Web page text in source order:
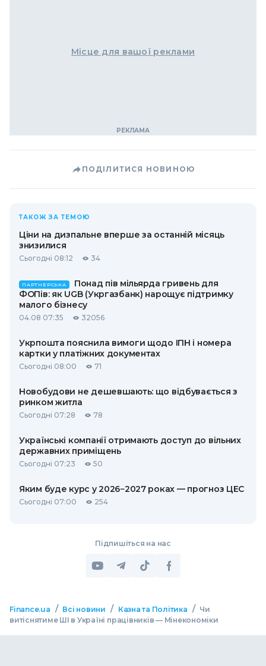
Місце для вашої реклами
ПОДІЛИТИСЯ НОВИНОЮ
ТАКОЖ ЗА ТЕМОЮ
Ціни на дизпальне вперше за останній місяць
знизилися
Сьогодні 08:12 34
ПАРТНЕРСЬКА
Понад пів мільярда гривень для
ФОПів: як UGB (Укргазбанк) нарощує підтримку
малого бізнесу
04.08 07:35 32056
Укрпошта пояснила вимоги щодо ІПН і номера
картки у платіжних документах
Сьогодні 08:00 71
Новобудови не дешевшають: що відбувається з
ринком житла
Сьогодні 07:28 78
Українські компанії отримають доступ до вільних
державних приміщень
Сьогодні 07:23 50
Яким буде курс у 2026−2027 роках — прогноз ЦЕС
Сьогодні 07:00 254
Підпишіться на нас
Finance.ua / Всі новини / Казна та Політика / Чи
витіснятиме ШІ в Україні працівників — Мінекономіки